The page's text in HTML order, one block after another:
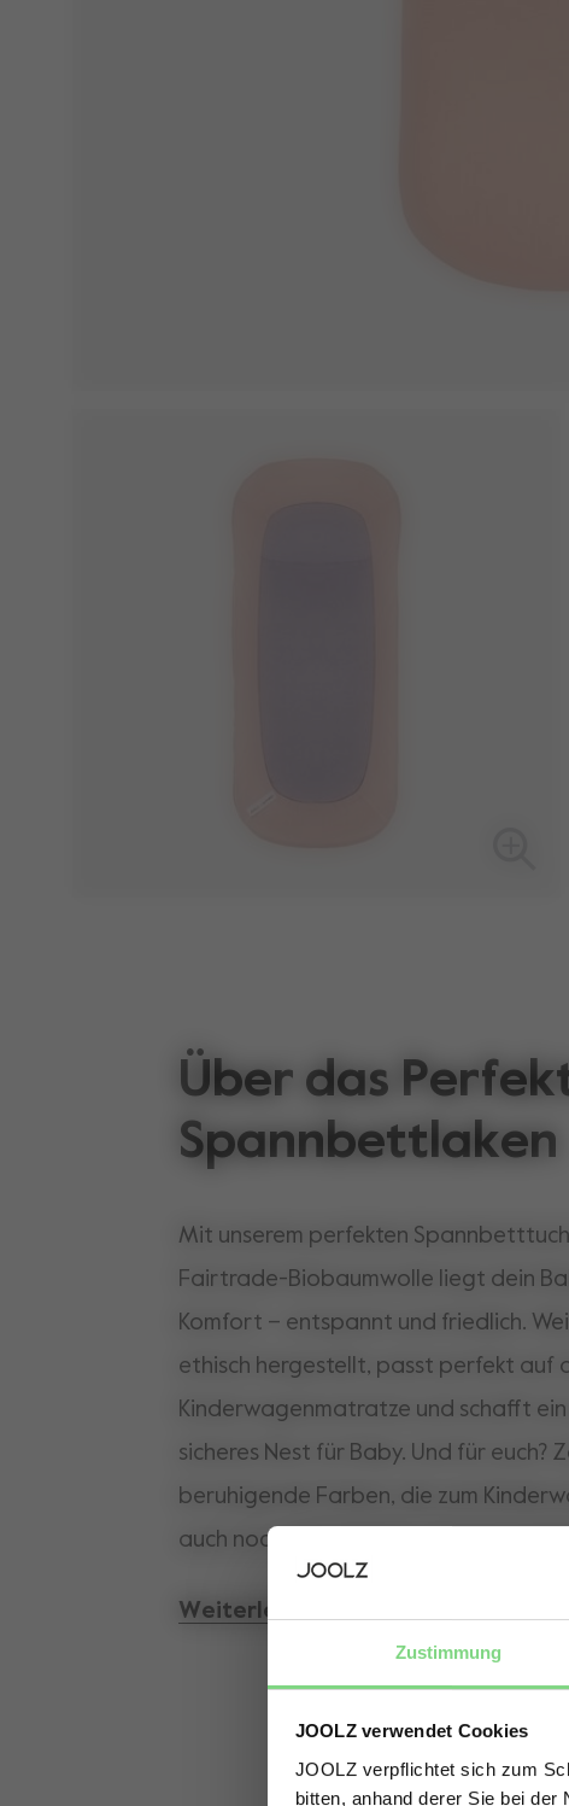
Zustimmung
JOOLZ verwendet Cookies
JOOLZ verpflichtet sich zum
bitten, anhand derer Sie bei
Über das
Spannbettlaken
Mit unserem perfekten Spannbetttuch
Fairtrade-Biobaumwolle liegt dein
Komfort – entspannt und friedlich.
ethisch hergestellt, passt perfekt auf
Kinderwagenmatratze und schafft ein
sicheres Nest für Baby. Und für euch?
beruhigende Farben, die zum
auch noch pflegeleicht,
langlebig. Stil, Komfort und
Kombination mit der wolkenweichen
dem Laken für süße Träume entsteht
Weiterlesen